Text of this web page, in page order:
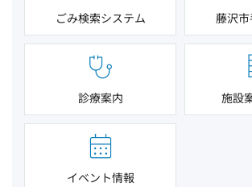
ごみ検索システム 藤沢
診療案内 施設
イベント情報